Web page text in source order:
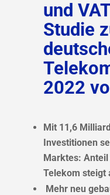
und
Studie
2022
Mit 11,6
Investitionen
Marktes:
Telekom steigt
Mehr neu